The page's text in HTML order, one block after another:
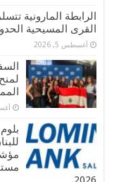
الرابطة المارونية
القرى المسيحية
أغسطس 5, 2026